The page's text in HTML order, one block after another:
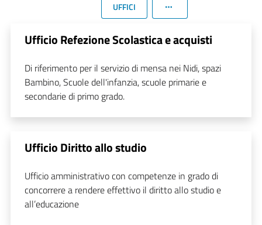
UFFICI
Ufficio Refezione Scolastica e acquisti
Di riferimento per il servizio di mensa nei Nidi, spazi
Bambino, Scuole dell'infanzia, scuole primarie e
secondarie di primo grado.
Ufficio Diritto allo studio
Ufficio amministrativo con competenze in grado di
concorrere a rendere effettivo il diritto allo studio e
all’educazione